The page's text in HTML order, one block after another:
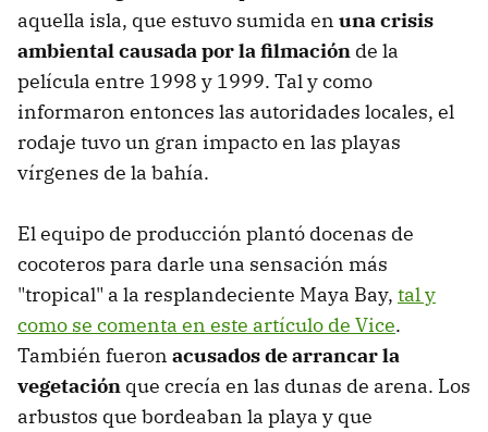
aquella isla, que estuvo sumida en una crisis
ambiental causada por la filmación de la
película entre 1998 y 1999. Tal y como
informaron entonces las autoridades locales, el
rodaje tuvo un gran impacto en las playas
vírgenes de la bahía.
El equipo de producción plantó docenas de
cocoteros para darle una sensación más
"tropical" a la resplandeciente Maya Bay, tal y
como se comenta en este artículo de Vice.
También fueron acusados ​​de arrancar la
vegetación que crecía en las dunas de arena. Los
arbustos que bordeaban la playa y que